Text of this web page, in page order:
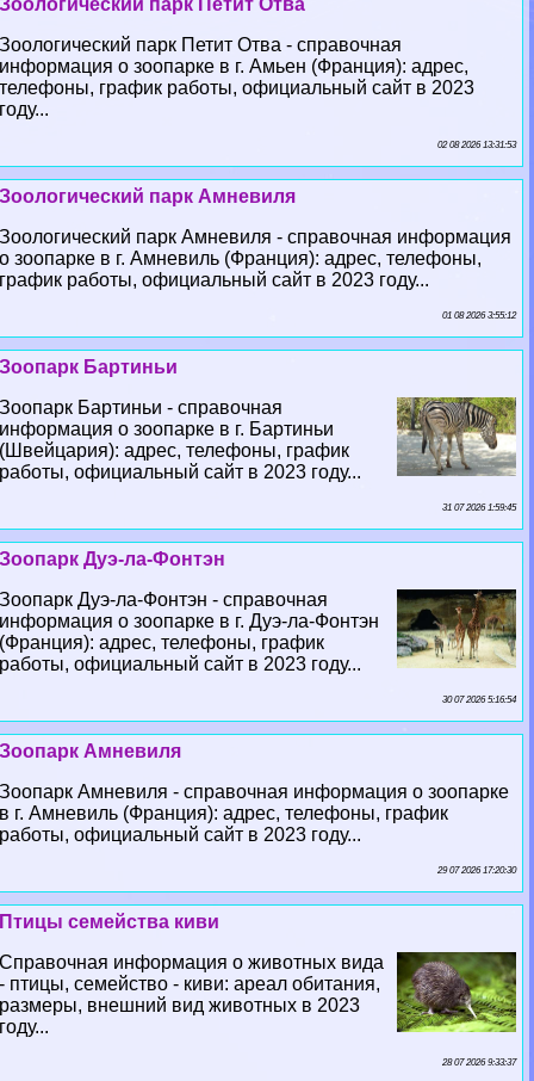
Зоологический парк Петит Отва
Зоологический парк Петит Отва - справочная
информация о зоопарке в г. Амьен (Франция): адрес,
телефоны, график работы, официальный сайт в 2023
году...
02 08 2026 13:31:53
Зоологический парк Амневиля
Зоологический парк Амневиля - справочная информация
о зоопарке в г. Амневиль (Франция): адрес, телефоны,
график работы, официальный сайт в 2023 году...
01 08 2026 3:55:12
Зоопарк Бартиньи
Зоопарк Бартиньи - справочная
информация о зоопарке в г. Бартиньи
(Швейцария): адрес, телефоны, график
работы, официальный сайт в 2023 году...
31 07 2026 1:59:45
Зоопарк Дуэ-ла-Фонтэн
Зоопарк Дуэ-ла-Фонтэн - справочная
информация о зоопарке в г. Дуэ-ла-Фонтэн
(Франция): адрес, телефоны, график
работы, официальный сайт в 2023 году...
30 07 2026 5:16:54
Зоопарк Амневиля
Зоопарк Амневиля - справочная информация о зоопарке
в г. Амневиль (Франция): адрес, телефоны, график
работы, официальный сайт в 2023 году...
29 07 2026 17:20:30
Птицы семейства киви
Справочная информация о животных вида
- птицы, семейство - киви: ареал обитания,
размеры, внешний вид животных в 2023
году...
28 07 2026 9:33:37